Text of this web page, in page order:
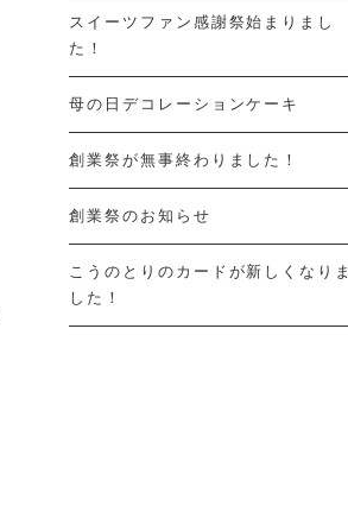
スイーツファン感謝祭始まりまし
た！
母の日デコレーションケーキ
創業祭が無事終わりました！
創業祭のお知らせ
こうのとりのカードが新しくなりま
した！